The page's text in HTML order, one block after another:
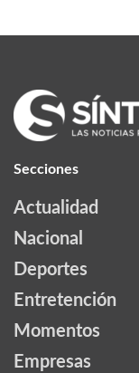
Secciones
Actualidad
Nacional
Deportes
Entretención
Momentos
Empresas